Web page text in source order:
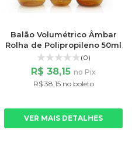
Balão Volumétrico Âmbar
Rolha de Polipropileno 50ml
(0)
R$ 38,15 no Pix
R$ 38,15 no boleto
VER MAIS DETALHES